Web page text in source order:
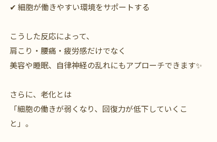
✔ 細胞が働きやすい環境をサポートする
こうした反応によって、
肩こり・腰痛・疲労感だけでなく
美容や睡眠、自律神経の乱れにもアプローチできます✨
さらに、老化とは
「細胞の働きが弱くなり、回復力が低下していくこ
と」。